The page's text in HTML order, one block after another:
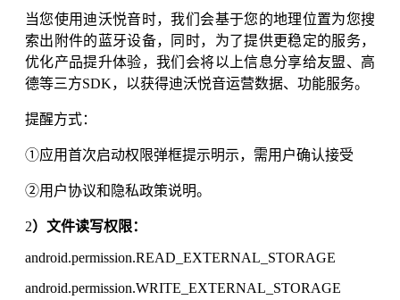
当您使用迪沃悦音时，我们会基于您的地理位置为您搜
索出附件的蓝牙设备，同时，为了提供更稳定的服务，
优化产品提升体验，我们会将以上信息分享给友盟、高
德等三方SDK，以获得迪沃悦音运营数据、功能服务。
提醒方式：
①应用首次启动权限弹框提示明示，需用户确认接受
②用户协议和隐私政策说明。
2）文件读写权限：
android.permission.READ_EXTERNAL_STORAGE
android.permission.WRITE_EXTERNAL_STORAGE